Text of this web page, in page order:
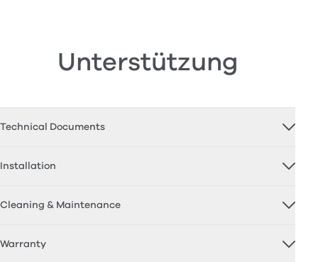
Unterstützung
Technical Documents
Installation
Cleaning & Maintenance
Warranty